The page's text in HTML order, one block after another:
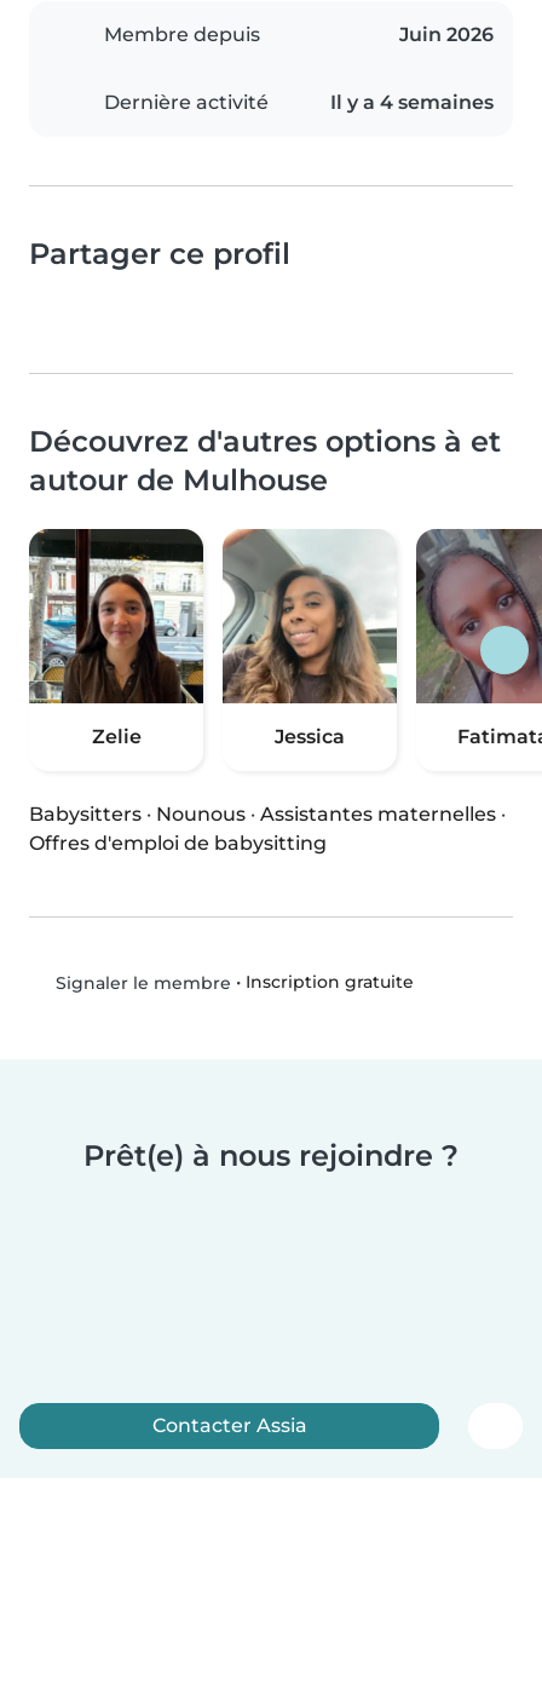
Membre depuis Juin 2026
Dernière activité Il y a 4 semaines
Partager ce profil
Découvrez d'autres options à et
autour de Mulhouse
Zelie Jessica
Babysitters · Nounous · Assistantes maternelles ·
Offres d'emploi de babysitting
Signaler le membre • Inscription gratuite
Prêt(e) à nous rejoindre ?
Contacter Assia